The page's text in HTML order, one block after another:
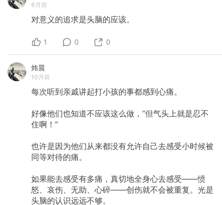
6月前
对意义的追求是头脑的应该。
1 0 0
炜晨
10月前
每次听到亲戚讲起打小孩的事都感到心痛。
好像他们也知道不应该这么做，“但气头上就是忍不
住啊！”
也许是因为他们从来都没有允许自己去感受小时候被
同等对待的痛。
如果能去感受有多痛，真切地全身心去感受——愤
怒、哀伤、无助、心碎——创伤就不会被重复。光是
头脑的认识远远不够。